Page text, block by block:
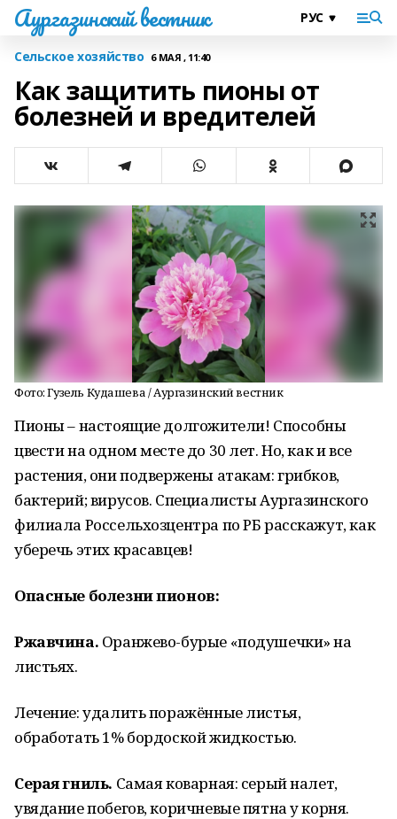
Аургазинский вестник
Сельское хозяйство 6 МАЯ , 11:40
Как защитить пионы от
болезней и вредителей
Фото: Гузель Кудашева / Аургазинский вестник
Пионы – настоящие долгожители! Способны
цвести на одном месте до 30 лет. Но, как и все
растения, они подвержены атакам: грибков,
бактерий; вирусов. Специалисты Аургазинского
филиала Россельхозцентра по РБ расскажут, как
уберечь этих красавцев!
Опасные болезни пионов:
Ржавчина. Оранжево-бурые «подушечки» на
листьях.
Лечение: удалить поражённые листья,
обработать 1% бордоской жидкостью.
Серая гниль. Самая коварная: серый налет,
увядание побегов, коричневые пятна у корня.